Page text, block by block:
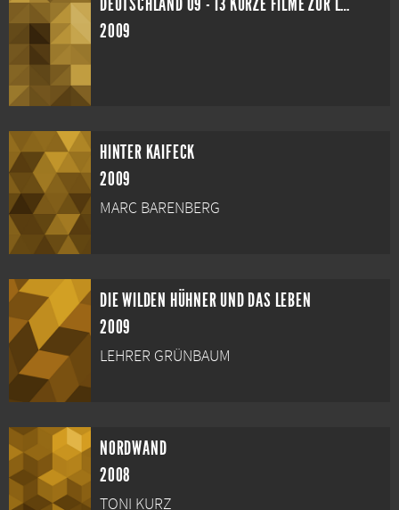
2009
HINTER KAIFECK
2009
MARC BARENBERG
DIE WILDEN HÜHNER UND DAS LEBEN
2009
LEHRER GRÜNBAUM
NORDWAND
2008
TONI KURZ